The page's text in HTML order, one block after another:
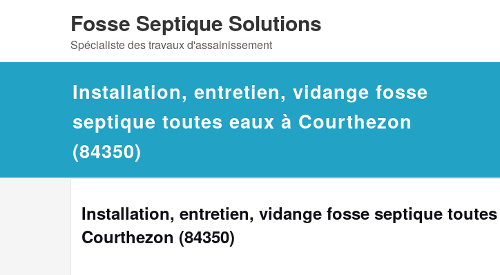
Fosse Septique Solutions
Spécialiste des travaux d'assainissement
Installation, entretien, vidange fosse
septique toutes eaux à Courthezon
(84350)
Installation, entretien, vidange fosse septique toutes
Courthezon (84350)